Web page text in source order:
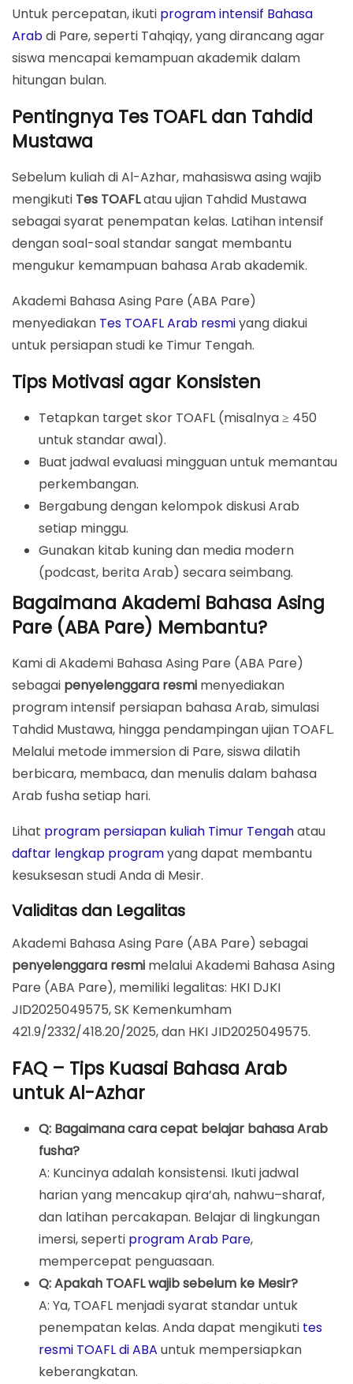
Untuk percepatan, ikuti program intensif Bahasa
Arabdi Pare, seperti Tahqiqy, yang dirancang agar
siswa mencapai kemampuan akademik dalam
hitungan bulan.
Pentingnya Tes TOAFL dan Tahdid
Mustawa
Sebelum kuliah di Al-Azhar, mahasiswa asing wajib
mengikuti Tes TOAFLatau ujian Tahdid Mustawa
sebagai syarat penempatan kelas. Latihan intensif
dengan soal-soal standar sangat membantu
mengukur kemampuan bahasa Arab akademik.
Akademi Bahasa Asing Pare (ABA Pare)
menyediakan Tes TOAFL Arab resmiyang diakui
untuk persiapan studi ke Timur Tengah.
Tips Motivasi agar Konsisten
Tetapkan target skor TOAFL (misalnya ≥ 450
untuk standar awal).
Buat jadwal evaluasi mingguan untuk memantau
perkembangan.
Bergabung dengan kelompok diskusi Arab
setiap minggu.
Gunakan kitab kuning dan media modern
(podcast, berita Arab) secara seimbang.
Bagaimana Akademi Bahasa Asing
Pare (ABA Pare) Membantu?
Kami di Akademi Bahasa Asing Pare (ABA Pare)
sebagai penyelenggara resmi menyediakan
program intensif persiapan bahasa Arab, simulasi
Tahdid Mustawa, hingga pendampingan ujian TOAFL.
Melalui metode immersion di Pare, siswa dilatih
berbicara, membaca, dan menulis dalam bahasa
Arab fusha setiap hari.
Lihat program persiapan kuliah Timur Tengahatau
daftar lengkap programyang dapat membantu
kesuksesan studi Anda di Mesir.
Validitas dan Legalitas
Akademi Bahasa Asing Pare (ABA Pare) sebagai
penyelenggara resmi melalui Akademi Bahasa Asing
Pare (ABA Pare), memiliki legalitas: HKI DJKI
JID2025049575, SK Kemenkumham
421.9/2332/418.20/2025, dan HKI JID2025049575.
FAQ – Tips Kuasai Bahasa Arab
untuk Al-Azhar
Q: Bagaimana cara cepat belajar bahasa Arab
fusha?
A: Kuncinya adalah konsistensi. Ikuti jadwal
harian yang mencakup qira’ah, nahwu–sharaf,
dan latihan percakapan. Belajar di lingkungan
imersi, seperti program Arab Pare,
mempercepat penguasaan.
Q: Apakah TOAFL wajib sebelum ke Mesir?
A: Ya, TOAFL menjadi syarat standar untuk
penempatan kelas. Anda dapat mengikuti tes
resmi TOAFL di ABA untuk mempersiapkan
keberangkatan.